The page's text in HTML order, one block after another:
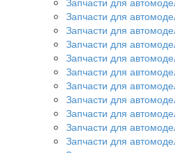
Запчасти для
Запчасти для
Запчасти для
Запчасти для
Запчасти для
Запчасти для
Запчасти для
Запчасти для
Запчасти для
Запчасти для